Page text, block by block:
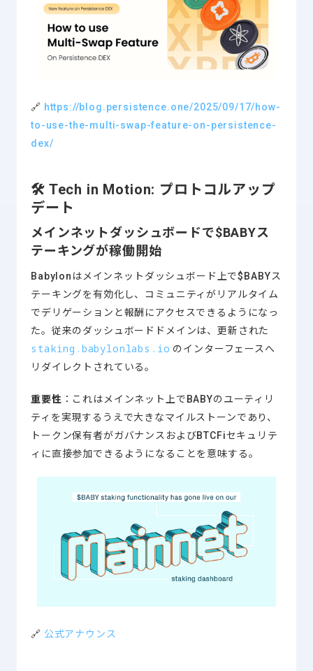
🔗 https://blog.persistence.one/2025/09/17/how-
to-use-the-multi-swap-feature-on-persistence-
dex/
🛠️ Tech in Motion: プロトコルアップ
デート
メインネットダッシュボードで$BABYス
テーキングが稼働開始
Babylonはメインネットダッシュボード上で$BABYス
テーキングを有効化し、コミュニティがリアルタイム
でデリゲーションと報酬にアクセスできるようになっ
た。従来のダッシュボードドメインは、更新された
staking.babylonlabs.io のインターフェースへ
リダイレクトされている。
重要性 ：これはメインネット上でBABYのユーティリ
ティを実現するうえで大きなマイルストーンであり、
トークン保有者がガバナンスおよびBTCFiセキュリテ
ィに直接参加できるようになることを意味する。
🔗 公式アナウンス